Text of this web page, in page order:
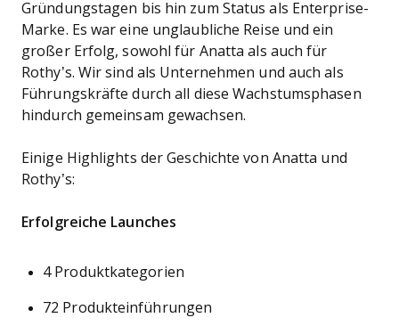
Gründungstagen bis hin zum Status als Enterprise-
Marke. Es war eine unglaubliche Reise und ein
großer Erfolg, sowohl für Anatta als auch für
Rothy’s. Wir sind als Unternehmen und auch als
Führungskräfte durch all diese Wachstumsphasen
hindurch gemeinsam gewachsen.
Einige Highlights der Geschichte von Anatta und
Rothy’s:
Erfolgreiche Launches
4 Produktkategorien
72 Produkteinführungen